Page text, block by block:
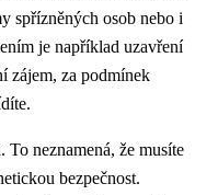
spřízněných osob nebo i
je například uzavření
zájem, za podmínek
neznamená, že musíte
bezpečnost.